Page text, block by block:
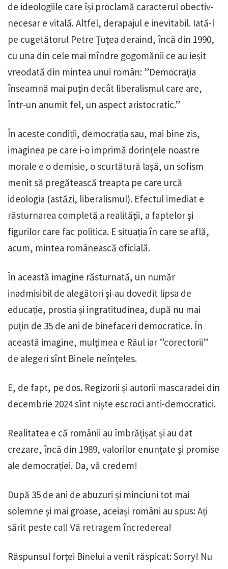
de ideologiile care își proclamă caracterul obectiv-
necesar e vitală. Altfel, derapajul e inevitabil. Iată-l
pe cugetătorul Petre Țuțea deraind, încă din 1990,
cu una din cele mai mîndre gogomănii ce au ieșit
vreodată din mintea unui român: ”Democraţia
înseamnă mai puţin decât liberalismul care are,
într-un anumit fel, un aspect aristocratic.”
În aceste condiții, democrația sau, mai bine zis,
imaginea pe care i-o imprimă dorințele noastre
morale e o demisie, o scurtătură lașă, un sofism
menit să pregătească treapta pe care urcă
ideologia (astăzi, liberalismul). Efectul imediat e
răsturnarea completă a realității, a faptelor și
figurilor care fac politica. E situația în care se află,
acum, mintea românească oficială.
În această imagine răsturnată, un număr
inadmisibil de alegători și-au dovedit lipsa de
educație, prostia și ingratitudinea, după nu mai
puțin de 35 de ani de binefaceri democratice. În
această imagine, mulțimea e Răul iar ”corectorii”
de alegeri sînt Binele neînțeles.
E, de fapt, pe dos. Regizorii și autorii mascaradei din
decembrie 2024 sînt niște escroci anti-democratici.
Realitatea e că românii au îmbrățișat și au dat
crezare, încă din 1989, valorilor enunțate și promise
ale democrației. Da, vă credem!
După 35 de ani de abuzuri și minciuni tot mai
solemne și mai groase, aceiași români au spus: Ați
sărit peste cal! Vă retragem încrederea!
Răspunsul forței Binelui a venit răspicat: Sorry! Nu